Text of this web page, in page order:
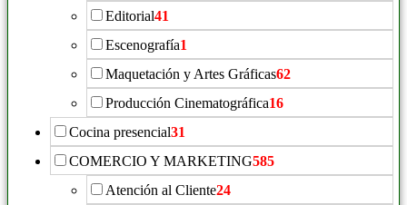
Editorial41
Escenografía1
Maquetación y Artes Gráficas62
Producción Cinematográfica16
Cocina presencial31
COMERCIO Y MARKETING585
Atención al Cliente24